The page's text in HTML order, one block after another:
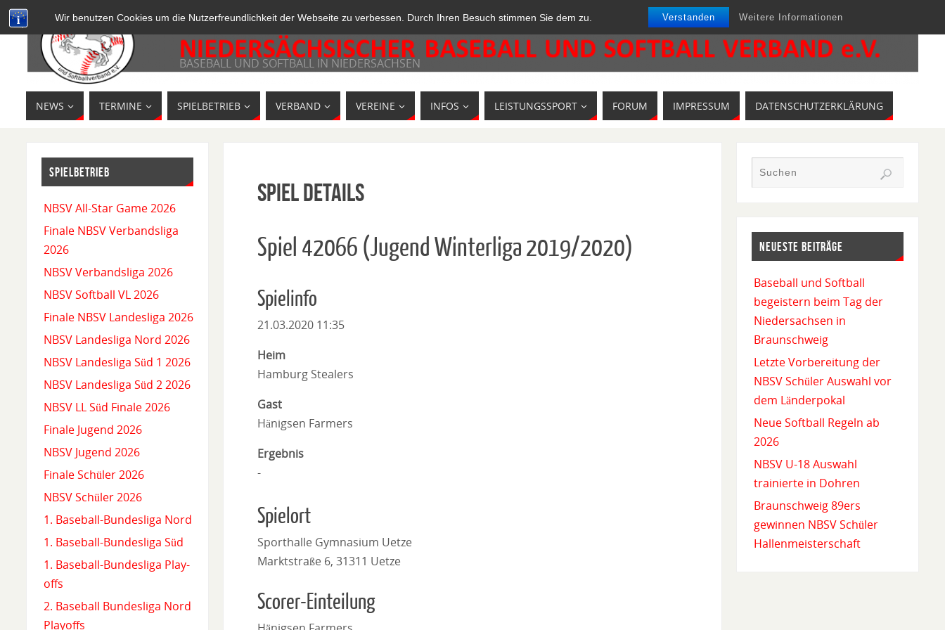
Wir benutzen Cookies um die Nutzerfreundlichkeit der Webseite zu verbessen. Durch Ihren Besuch stimmen Sie dem zu. Verstanden Weitere Informationen
BASEBALL UND SOFTBALL IN NIEDERSACHSEN
NEWS TERMINE SPIELBETRIEB VERBAND VEREINE INFOS LEISTUNGSSPORT FORUM IMPRESSUM DATENSCHUTZERKLÄRUNG
Spiel Details
Spiel 42066 (Jugend Winterliga 2019/2020)
Spielinfo
21.03.2020 11:35
Heim
Hamburg Stealers
Gast
Hänigsen Farmers
Ergebnis
-
Spielort
Sporthalle Gymnasium Uetze
Marktstraße 6, 31311 Uetze
Scorer-Einteilung
SPIELBETRIEB
NBSV All-Star Game 2026
Finale NBSV Verbandsliga
2026
NBSV Verbandsliga 2026
NBSV Softball VL 2026
Finale NBSV Landesliga 2026
NBSV Landesliga Nord 2026
NBSV Landesliga Süd 1 2026
NBSV Landesliga Süd 2 2026
NBSV LL Süd Finale 2026
Finale Jugend 2026
NBSV Jugend 2026
Finale Schüler 2026
NBSV Schüler 2026
1. Baseball-Bundesliga Nord
1. Baseball-Bundesliga Süd
1. Baseball-Bundesliga Play-
offs
2. Baseball Bundesliga Nord
Playoffs
NEUESTE BEITRÄGE
Baseball und Softball
begeistern beim Tag der
Niedersachsen in
Braunschweig
Letzte Vorbereitung der
NBSV Schüler Auswahl vor
dem Länderpokal
Neue Softball Regeln ab
2026
NBSV U-18 Auswahl
trainierte in Dohren
Braunschweig 89ers
gewinnen NBSV Schüler
Hallenmeisterschaft